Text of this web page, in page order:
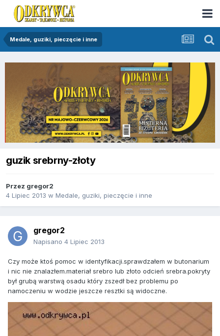
Medale, guziki, pieczęcie i inne
guzik srebrny-złoty
Przez gregor2
4 Lipiec 2013 w Medale, guziki, pieczęcie i inne
gregor2
Napisano 4 Lipiec 2013
Czy może ktoś pomoc w identyfikacji.sprawdzałem w butonarium
i nic nie znalazłem.materiał srebro lub złoto odcień srebra.pokryty
był grubą warstwą osadu który zszedł bez problemu po
namoczeniu w wodzie jeszcze resztki są widoczne.